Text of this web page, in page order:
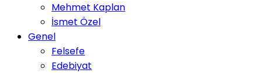
Mehmet Kaplan
İsmet Özel
Genel
Felsefe
Edebiyat